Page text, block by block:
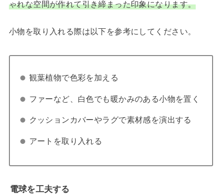
ゃれな空間が作れて引き締まった印象になります。
小物を取り入れる際は以下を参考にしてください。
観葉植物で色彩を加える
ファーなど、白色でも暖かみのある小物を置く
クッションカバーやラグで素材感を演出する
アートを取り入れる
電球を工夫する